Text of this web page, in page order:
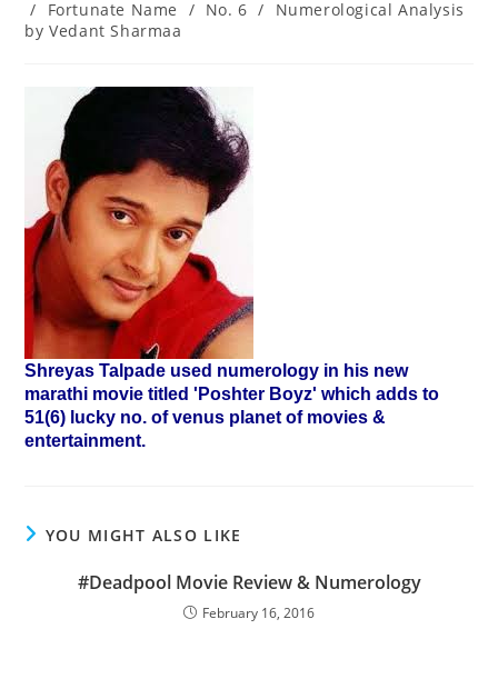
category:
/
Fortunate Name / No. 6 /
Numerological Analysis
by Vedant Sharmaa
Shreyas Talpade used numerology in his new
marathi movie titled 'Poshter Boyz' which adds to
51(6) lucky no. of venus planet of movies &
entertainment.
YOU MIGHT ALSO LIKE
‪#‎Deadpool‬ Movie Review & Numerology
February 16, 2016